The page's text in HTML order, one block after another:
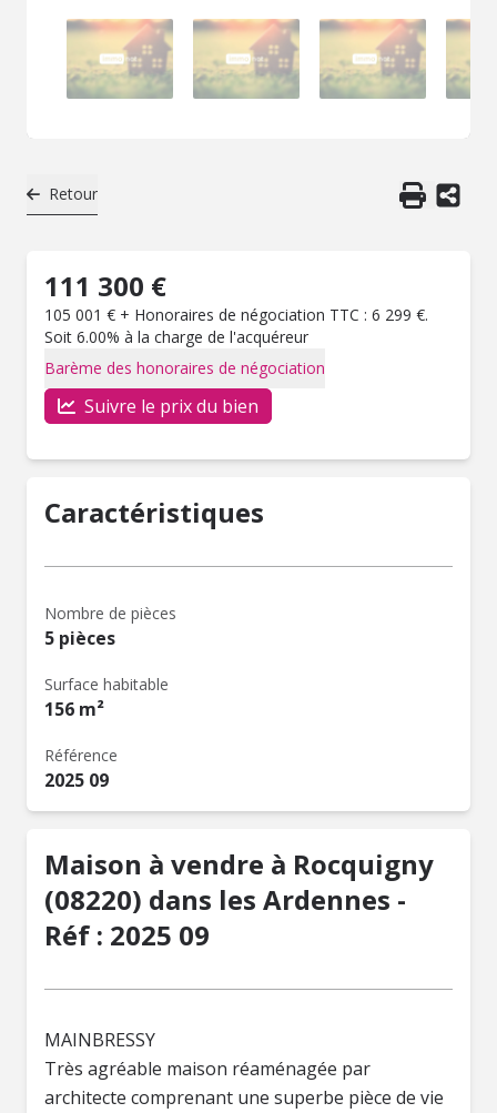
Retour
111 300 €
105 001 € + Honoraires de négociation TTC : 6 299 €.
Soit 6.00% à la charge de l'acquéreur
Barème des honoraires de négociation
Suivre le prix du bien
Caractéristiques
Nombre de pièces
5 pièces
Surface habitable
156 m²
Référence
2025 09
Maison à vendre à Rocquigny
(08220) dans les Ardennes -
Réf : 2025 09
MAINBRESSY
Très agréable maison réaménagée par
architecte comprenant une superbe pièce de vie